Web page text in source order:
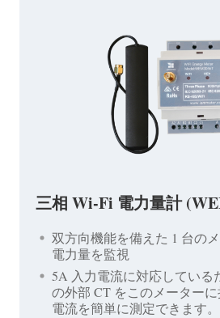
三相 Wi-Fi 電力量計
双方向機能を備えた 1 台の
電力量を監視
5A 入力電流に対応している
の外部 CT をこのメーター
電流を簡単に測定できます。